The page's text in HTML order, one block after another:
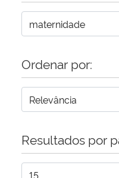
Secretaria-Geral
Gabinete de Segurança
Banco Central do Brasil
Ordenar por:
Resultados por